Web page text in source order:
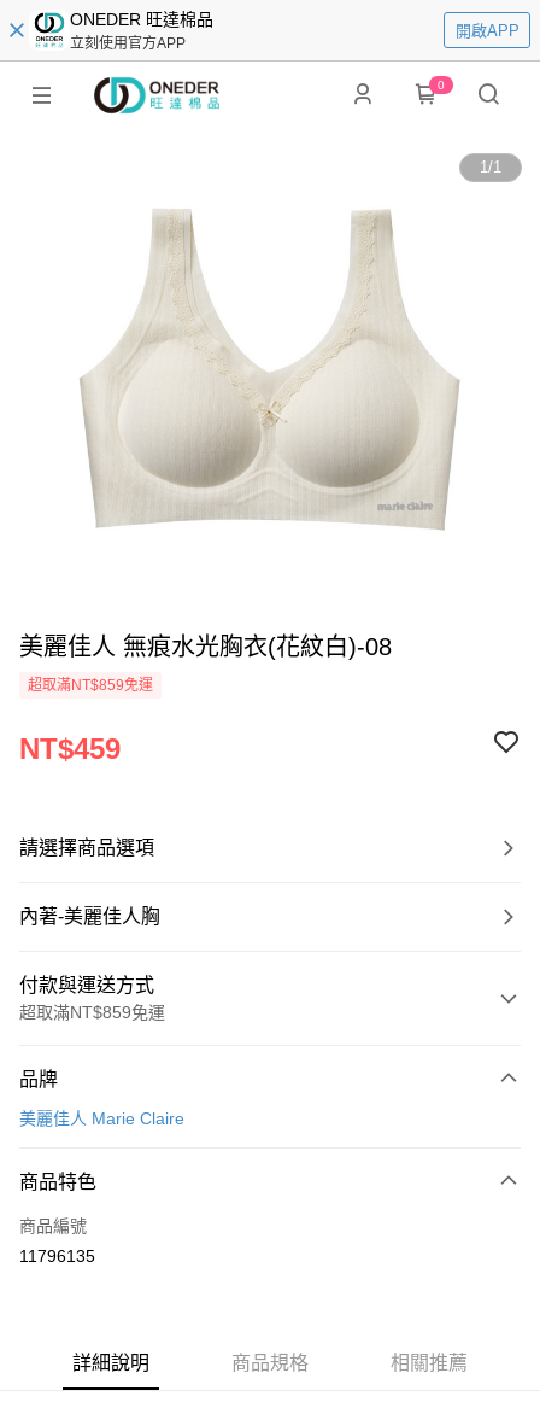
ONEDER 旺達棉品
立刻使用官方APP
開啟APP
0
1/1
美麗佳人 無痕水光胸衣(花紋白)-08
超取滿NT$859免運
NT$459
請選擇商品選項
內著-美麗佳人胸
付款與運送方式
超取滿NT$859免運
信用卡一次付款
LINE Pay
Apple Pay
ATM付款
品牌
美麗佳人 Marie Claire
商品特色
商品編號
11796135
詳細說明 商品規格 相關推薦